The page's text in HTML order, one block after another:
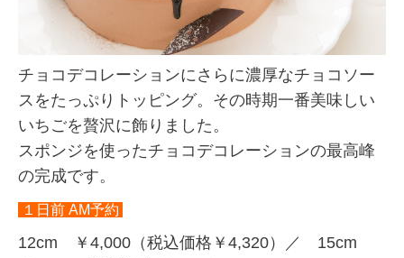
チョコデコレーションにさらに濃厚なチョコソー
スをたっぷりトッピング。その時期一番美味しい
いちごを贅沢に飾りました。
スポンジを使ったチョコデコレーションの最高峰
の完成です。
１日前 AM予約
12cm ￥4,000（税込価格￥4,320）／ 15cm